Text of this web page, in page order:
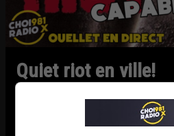
Quiet riot en ville!
Chronique MÉTAL avec Bob